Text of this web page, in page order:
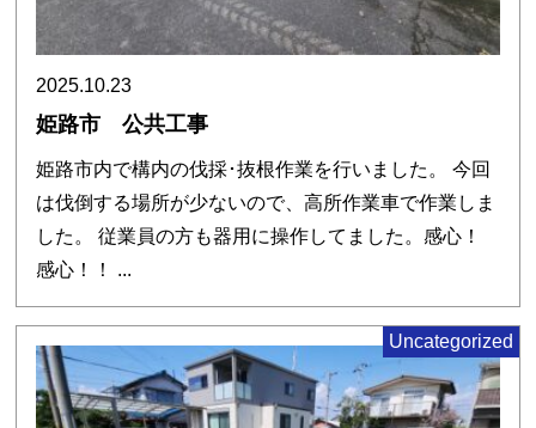
2025.10.23
姫路市 公共工事
姫路市内で構内の伐採･抜根作業を行いました。 今回
は伐倒する場所が少ないので、高所作業車で作業しま
した。 従業員の方も器用に操作してました。感心！
感心！！ ...
Uncategorized